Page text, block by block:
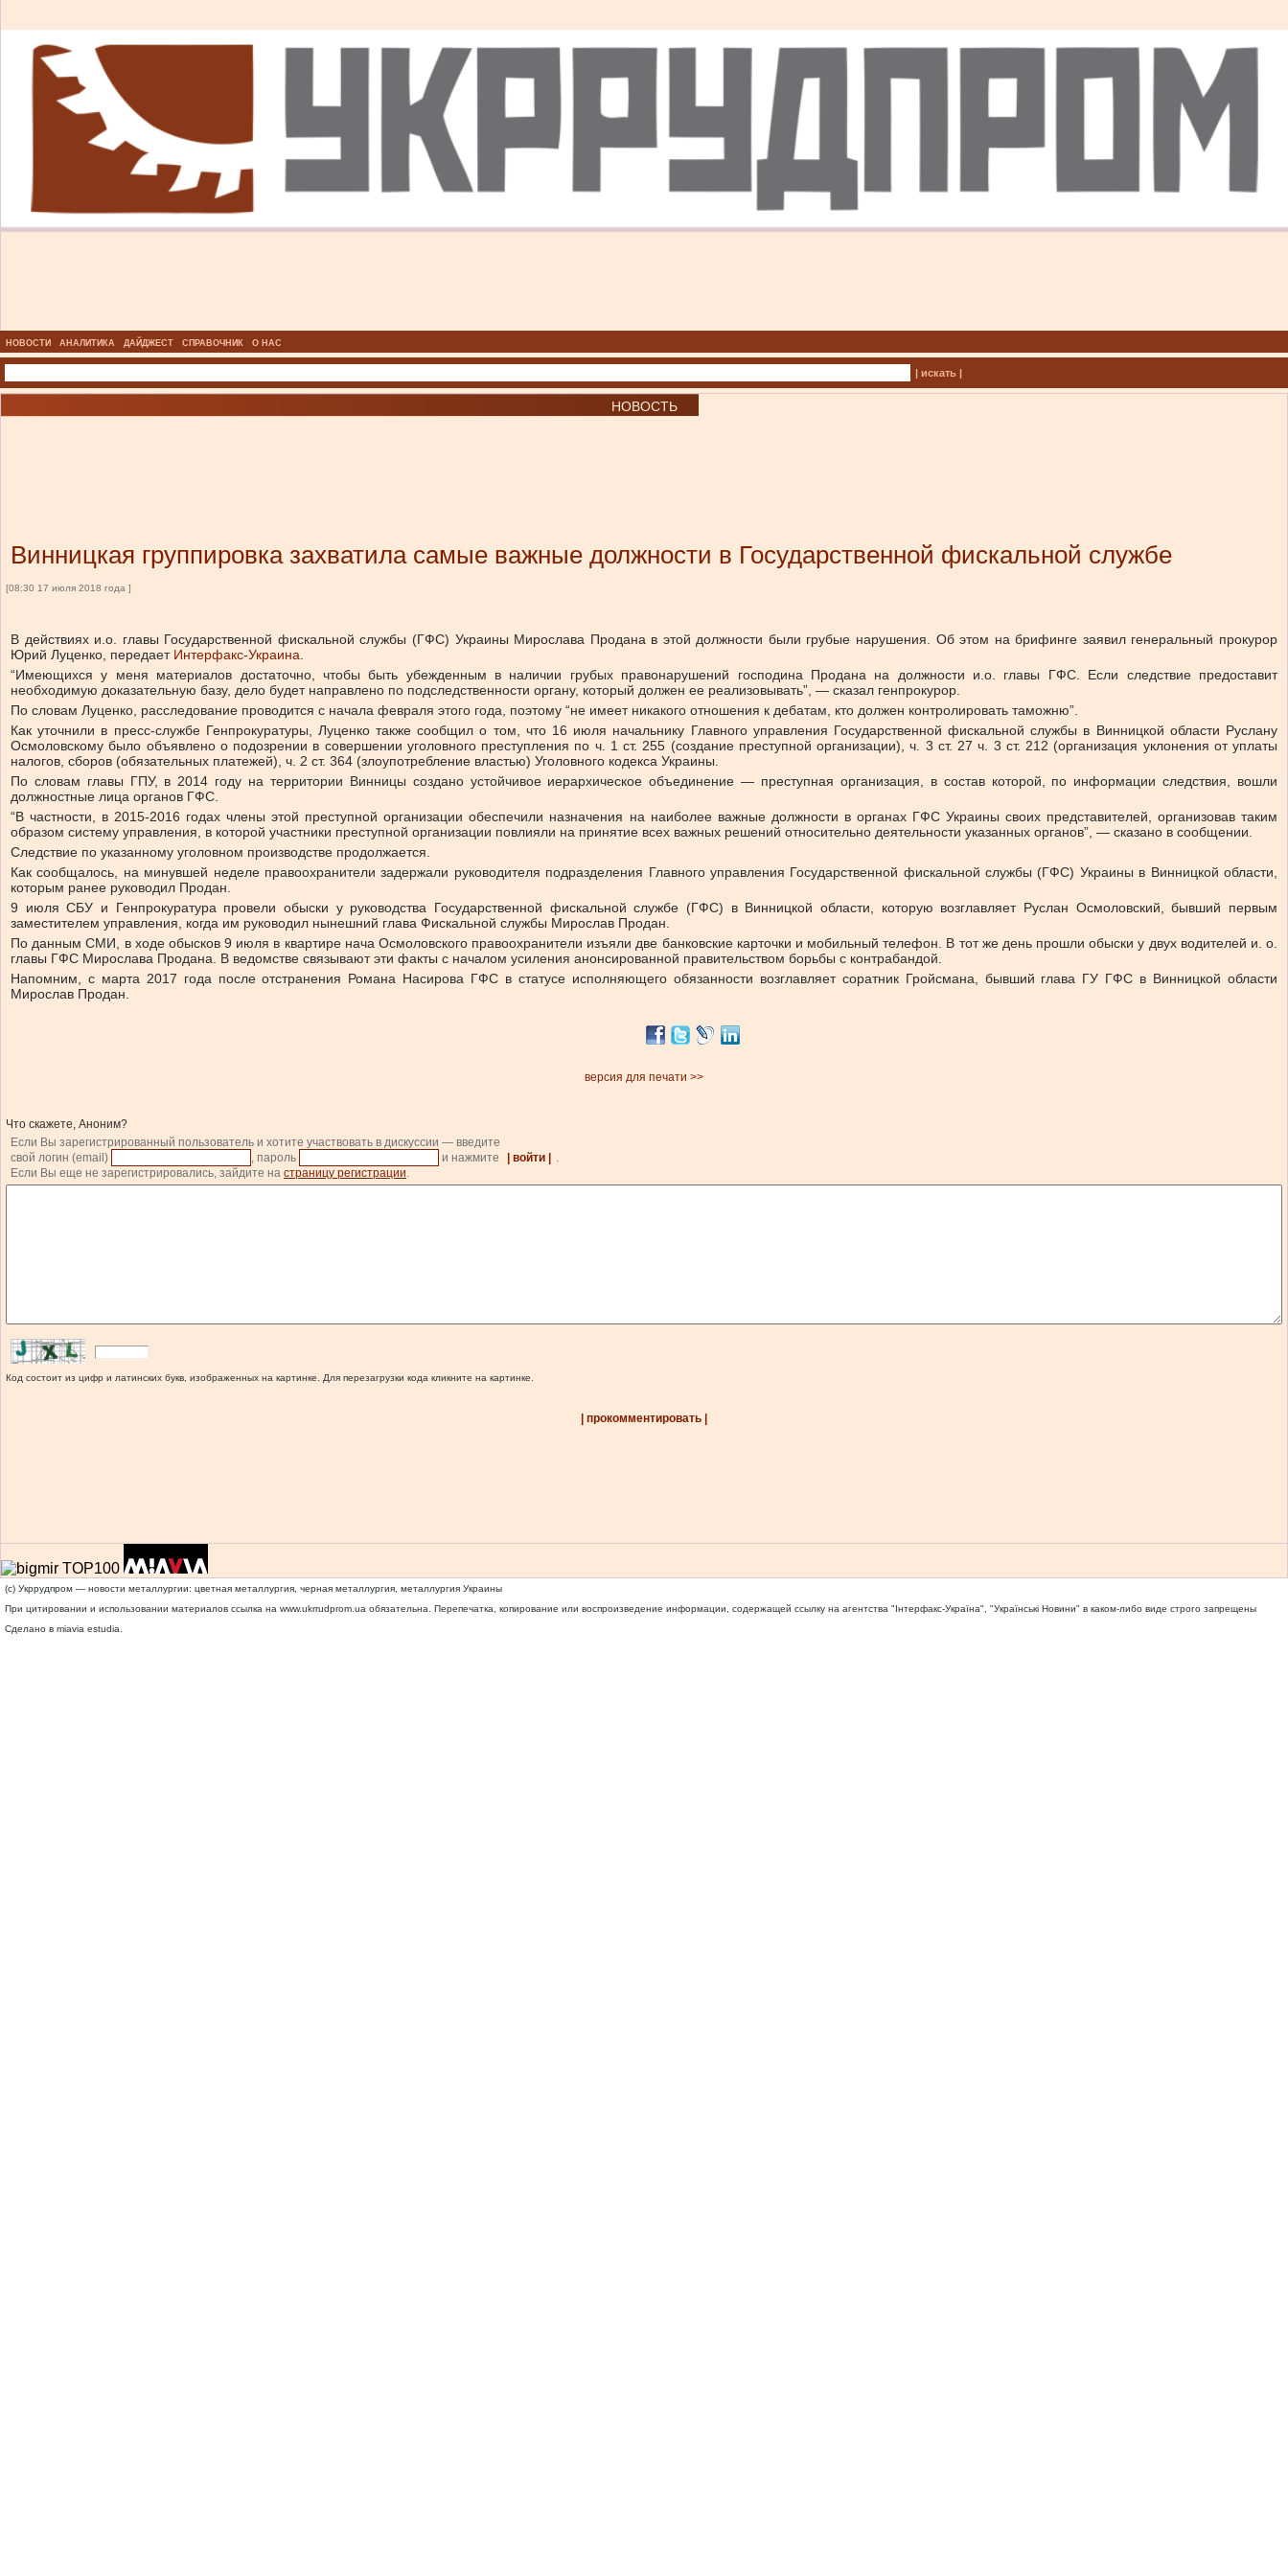
НОВОСТИ АНАЛИТИКА ДАЙДЖЕСТ СПРАВОЧНИК О НАС
| искать |
НОВОСТЬ
Винницкая группировка захватила самые важные должности в Государственной фискальной службе
[08:30 17 июля 2018 года ]
В действиях и.о. главы Государственной фискальной службы (ГФС) Украины Мирослава Продана в этой должности были грубые нарушения. Об этом на брифинге заявил генеральный прокурор
Юрий Луценко, передает Интерфакс-Украина
“Имеющихся у меня материалов достаточно, чтобы быть убежденным в наличии грубых правонарушений господина Продана на должности и.о. главы ГФС. Если следствие предоставит
необходимую доказательную базу, дело будет направлено по подследственности органу, который должен ее реализовывать”, — сказал генпрокурор.
По словам Луценко, расследование проводится с начала февраля этого года, поэтому “не имеет никакого отношения к дебатам, кто должен контролировать таможню”.
Как уточнили в пресс-службе Генпрокуратуры, Луценко также сообщил о том, что 16 июля начальнику Главного управления Государственной фискальной службы в Винницкой области Руслану
Осмоловскому было объявлено о подозрении в совершении уголовного преступления по ч. 1 ст. 255 (создание преступной организации), ч. 3 ст. 27 ч. 3 ст. 212 (организация уклонения от уплаты
налогов, сборов (обязательных платежей), ч. 2 ст. 364 (злоупотребление властью) Уголовного кодекса Украины.
По словам главы ГПУ, в 2014 году на территории Винницы создано устойчивое иерархическое объединение — преступная организация, в состав которой, по информации следствия, вошли
должностные лица органов ГФС.
“В частности, в 2015-2016 годах члены этой преступной организации обеспечили назначения на наиболее важные должности в органах ГФС Украины своих представителей, организовав таким
образом систему управления, в которой участники преступной организации повлияли на принятие всех важных решений относительно деятельности указанных органов”, — сказано в сообщении.
Следствие по указанному уголовном производстве продолжается.
Как сообщалось, на минувшей неделе правоохранители задержали руководителя подразделения Главного управления Государственной фискальной службы (ГФС) Украины в Винницкой области,
которым ранее руководил Продан.
9 июля СБУ и Генпрокуратура провели обыски у руководства Государственной фискальной службе (ГФС) в Винницкой области, которую возглавляет Руслан Осмоловский, бывший первым
заместителем управления, когда им руководил нынешний глава Фискальной службы Мирослав Продан.
По данным СМИ, в ходе обысков 9 июля в квартире нача Осмоловского правоохранители изъяли две банковские карточки и мобильный телефон. В тот же день прошли обыски у двух водителей и. о.
главы ГФС Мирослава Продана. В ведомстве связывают эти факты с началом усиления анонсированной правительством борьбы с контрабандой.
Напомним, с марта 2017 года после отстранения Романа Насирова ГФС в статусе исполняющего обязанности возглавляет соратник Гройсмана, бывший глава ГУ ГФС в Винницкой области
Мирослав Продан.
версия для печати >>
Что скажете, Аноним?
Если Вы зарегистрированный пользователь и хотите участвовать в дискуссии — введите
свой логин (email)
, пароль и нажмите | войти |
.
Если Вы еще не зарегистрировались, зайдите на страницу регистрации.
Код состоит из цифр и латинских букв, изображенных на картинке. Для перезагрузки кода кликните на картинке.
| прокомментировать |
(c) Укррудпром — новости металлургии: цветная металлургия, черная металлургия, металлургия Украины
При цитировании и использовании материалов ссылка на www.ukrrudprom.ua обязательна. Перепечатка, копирование или воспроизведение информации, содержащей ссылку на агентства "Iнтерфакс-Україна", "Українськi Новини" в каком-либо виде строго запрещены
Сделано в miavia estudia.